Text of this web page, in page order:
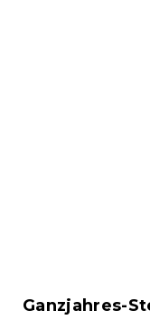
Ganzjahres-